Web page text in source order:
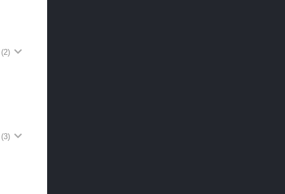
(2)
(3)